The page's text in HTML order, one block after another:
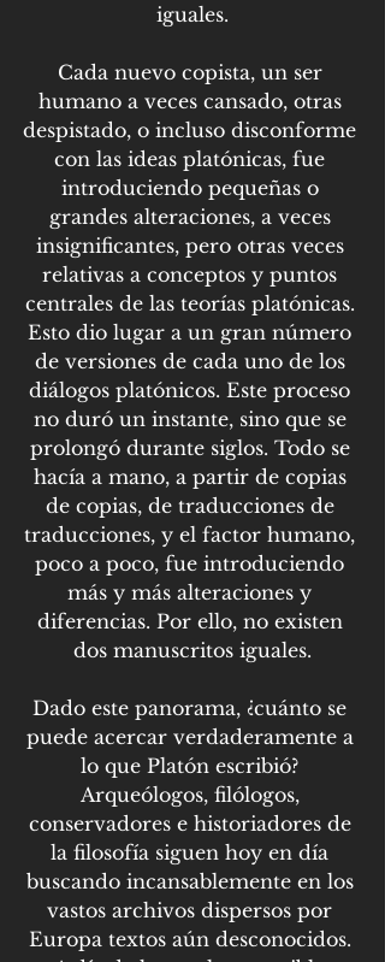
iguales.
Cada nuevo copista, un ser
humano a veces cansado, otras
despistado, o incluso disconforme
con las ideas platónicas, fue
introduciendo pequeñas o
grandes alteraciones, a veces
insignificantes, pero otras veces
relativas a conceptos y puntos
centrales de las teorías platónicas.
Esto dio lugar a un gran número
de versiones de cada uno de los
diálogos platónicos. Este proceso
no duró un instante, sino que se
prolongó durante siglos. Todo se
hacía a mano, a partir de copias
de copias, de traducciones de
traducciones, y el factor humano,
poco a poco, fue introduciendo
más y más alteraciones y
diferencias. Por ello, no existen
dos manuscritos iguales.
Dado este panorama, ¿cuánto se
puede acercar verdaderamente a
lo que Platón escribió?
Arqueólogos, filólogos,
conservadores e historiadores de
la filosofía siguen hoy en día
buscando incansablemente en los
vastos archivos dispersos por
Europa textos aún desconocidos.